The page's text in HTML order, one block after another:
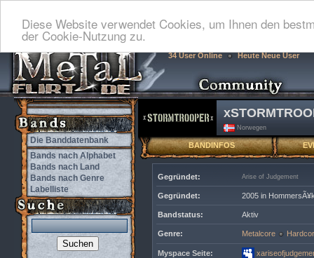
Diese Website verwendet Cookies, um Ihnen den
der Cookie-Nutzung zu.
34 User Online Heute Neue User
Die Banddatenbank
Bands nach Alphabet
Bands nach Land
Bands nach Genre
Labelliste
Norwegen
BANDINFOS
Gegründet: Arise of Judgement
Gegründet: 2005 in
Bandstatus: Aktiv
Genre: Metalcore
Myspace Seite: